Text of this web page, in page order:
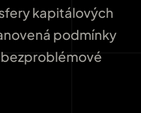
kapitálových
podmínky